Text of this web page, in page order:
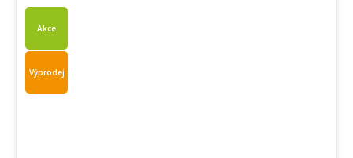
Akce
Výprodej